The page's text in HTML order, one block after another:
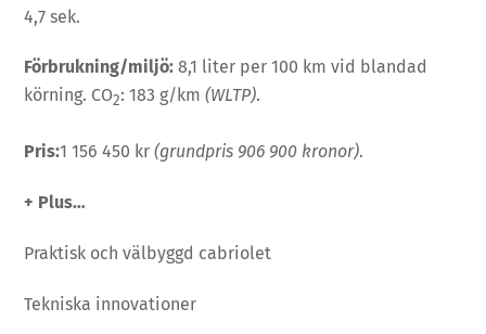
4,7 sek.
Förbrukning/miljö: 8,1 liter per 100 km vid blandad
körning. CO2: 183 g/km(WLTP).
Pris:1 156 450 kr(grundpris 906 900 kronor).
+ Plus…
Praktisk och välbyggd cabriolet
Tekniska innovationer